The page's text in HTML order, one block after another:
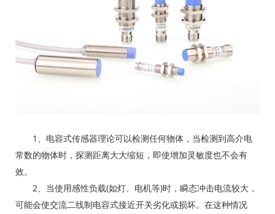
1、电容式传感器理论可以检测任何物体，当检测到高介电
常数的物体时，探测距离大大缩短，即使增加灵敏度也不会有
效。
2、当使用感性负载(如灯、电机等)时，瞬态冲击电流较大，
可能会使交流二线制电容式接近开关劣化或损坏。在这种情况